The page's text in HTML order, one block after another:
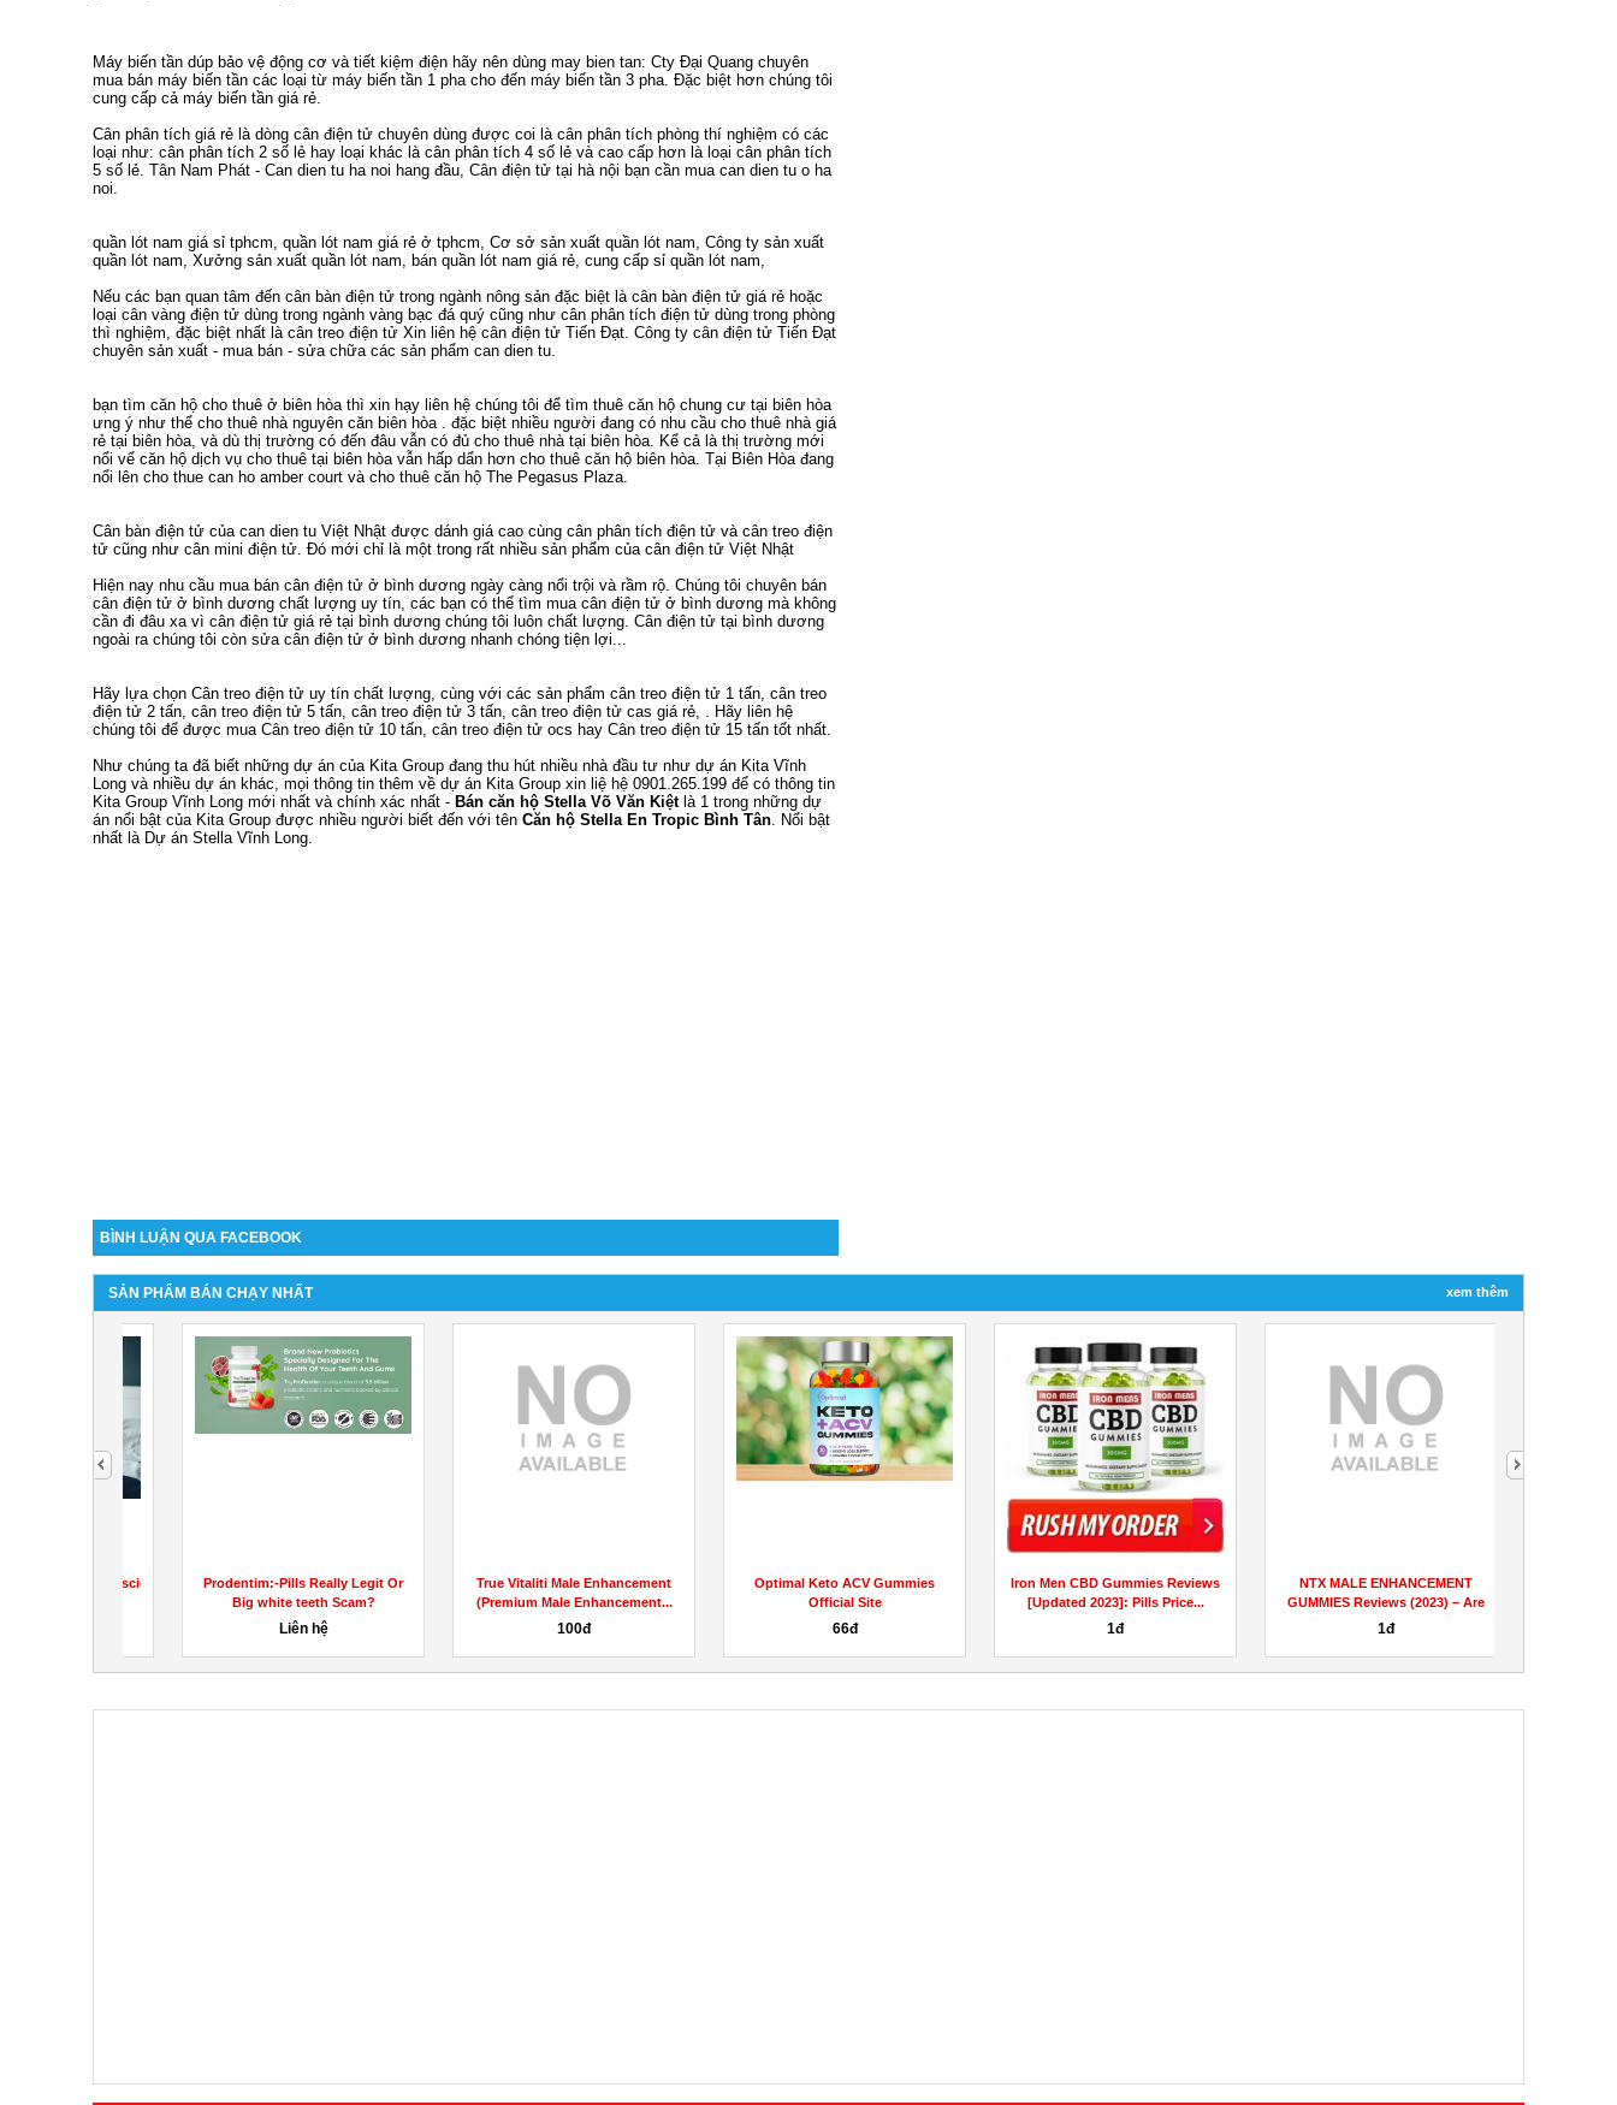
Máy biến tần dúp bảo vệ động cơ và tiết kiệm điện hãy nên dùng may bien tan: Cty Đại Quang chuyên
mua bán máy biến tần các loại từ máy biến tần 1 pha cho đến máy biến tần 3 pha . Đặc biệt hơn chúng tôi
cung cấp cả máy biến tần giá rẻ
Cân phân tích giá rẻ là dòng cân điện tử chuyên dùng được coi là cân phân tích phòng thí nghiệm có các
loại như: cân phân tích 2 số lẻ hay loại khác là cân phân tích 4 số lẻ và cao cấp hơn là loại cân phân tích
5 số lẻ . Tân Nam Phát - Can dien tu ha noi hang đầu, Cân điện tử tại hà nội bạn cần mua can dien tu o ha
noi
quần lót nam giá sỉ tphcm quần lót nam giá rẻ ở tphcm Cơ sở sản xuất quần lót nam Công ty sản xuất
quần lót nam Xưởng sản xuất quần lót nam bán quần lót nam giá rẻ cung cấp sỉ quần lót nam
Nếu các bạn quan tâm đến cân bàn điện tử trong ngành nông sản đặc biệt là cân bàn điện tử giá rẻ hoặc
loại cân vàng điện tử dùng trong ngành vàng bạc đá quý cũng như cân phân tích điện tử dùng trong phòng
thì nghiệm, đặc biệt nhất là cân treo điện tử Xin liên hệ cân điện tử Tiến Đạt. Công ty cân điện tử Tiến Đạt
chuyên sản xuất - mua bán - sửa chữa các sản phẩm can dien tu
bạn tìm căn hộ cho thuê ở biên hòa thì xin hạy liên hệ chúng tôi để tìm thuê căn hộ chung cư tại biên hòa
ưng ý như thể cho thuê nhà nguyên căn biên hòa . đặc biệt nhiều người đang có nhu cầu cho thuê nhà giá
rẻ tại biên hòa , và dù thị trường có đến đâu vẫn có đủ cho thuê nhà tại biên hòa . Kể cả là thị trường mới
nổi vể căn hộ dịch vụ cho thuê tại biên hòa vẫn hấp dẩn hơn cho thuê căn hộ biên hòa . Tại Biên Hòa đang
nổi lên cho thue can ho amber court và cho thuê căn hộ The Pegasus Plaza
Cân bàn điện tử của can dien tu Việt Nhật được dánh giá cao cùng cân phân tích điện tử và cân treo điện
tử cũng như cân mini điện tử . Đó mới chỉ là một trong rất nhiều sản phẩm của cân điện tử Việt Nhật
Hiện nay nhu cầu mua bán cân điện tử ở bình dương ngày càng nổi trội và rầm rộ. Chúng tôi chuyên bán
cân điện tử ở bình dương chất lượng uy tín, các bạn có thể tìm mua cân điện tử ở bình dương mà không
cần đi đâu xa vì cân điện tử giá rẻ tại bình dương chúng tôi luôn chất lượng. Cân điện tử tại bình dương
ngoài ra chúng tôi còn sửa cân điện tử ở bình dương nhanh chóng tiện lợi...
Hãy lựa chọn Cân treo điện tử uy tín chất lượng, cùng với các sản phẩm cân treo điện tử 1 tấn cân treo
điện tử 2 tấn cân treo điện tử 5 tấn cân treo điện tử 3 tấn cân treo điện tử cas giá rẻ, . Hãy liên hệ
chúng tôi để được mua Cân treo điện tử 10 tấn cân treo điện tử ocs hay Cân treo điện tử 15 tấn tốt nhất.
Như chúng ta đã biết những dự án của Kita Group đang thu hút nhiều nhà đầu tư như dự án Kita Vĩnh
Long và nhiều dự án khác, mọi thông tin thêm về dự án Kita Group xin liệ hệ 0901.265.199 để có thông tin
Kita Group Vĩnh Long mới nhất và chính xác nhất - Bán căn hộ Stella Võ Văn Kiệtlà 1 trong những dự
án nổi bật của Kita Group được nhiều người biết đến với tên Căn hộ Stella En Tropic Bình Tân . Nổi bật
nhất là Dự án Stella Vĩnh Long
BÌNH LUẬN QUA FACEBOOK
SẢN PHẨM BÁN CHẠY NHẤT xem thêm
BioscienceMaleEnhancementGummiesUS/
Prodentim:-Pills Really Legit Or
Big white teeth Scam?
Liên hệ
True Vitaliti Male Enhancement
(Premium Male Enhancement...
Optimal Keto ACV Gummies
Official Site
Iron Men CBD Gummies Reviews
[Updated 2023]: Pills Price...
NTX MALE ENHANCEMENT
GUMMIES Reviews (2023) – Are